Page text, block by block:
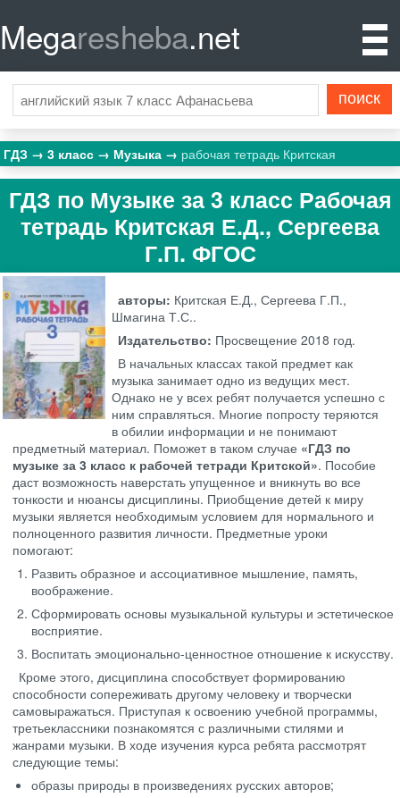
Megaresheba.net
ГДЗ 3 класс Музыка рабочая тетрадь Критская
ГДЗ по Музыке за 3 класс Рабочая
тетрадь Критская Е.Д., Сергеева
Г.П. ФГОС
авторы: Критская Е.Д., Сергеева Г.П.,
Шмагина Т.С..
Издательство: Просвещение 2018 год.
В начальных классах такой предмет как
музыка занимает одно из ведущих мест.
Однако не у всех ребят получается успешно с
ним справляться. Многие попросту теряются
в обилии информации и не понимают
предметный материал. Поможет в таком случае «ГДЗ по
музыке за 3 класс к рабочей тетради Критской». Пособие
даст возможность наверстать упущенное и вникнуть во все
тонкости и нюансы дисциплины. Приобщение детей к миру
музыки является необходимым условием для нормального и
полноценного развития личности. Предметные уроки
помогают:
Развить образное и ассоциативное мышление, память,
воображение.
Сформировать основы музыкальной культуры и эстетическое
восприятие.
Воспитать эмоционально-ценностное отношение к искусству.
Кроме этого, дисциплина способствует формированию
способности сопереживать другому человеку и творчески
самовыражаться. Приступая к освоению учебной программы,
третьеклассники познакомятся с различными стилями и
жанрами музыки. В ходе изучения курса ребята рассмотрят
следующие темы:
образы природы в произведениях русских авторов;